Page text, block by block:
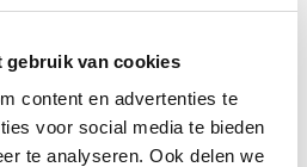
gebruik van cookies
content en advertenties te
voor social media te bieden
te analyseren. Ook delen we
afwijzing)